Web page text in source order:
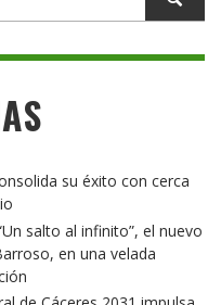
su éxito con cerca
salto al infinito”, el nuevo
en una velada